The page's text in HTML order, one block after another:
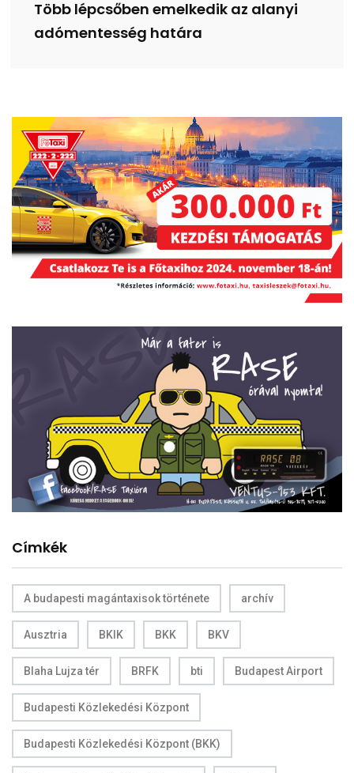
Több lépcsőben emelkedik az alanyi
adómentesség határa
Címkék
A budapesti magántaxisok története archív
Ausztria BKIK BKK BKV
Blaha Lujza tér BRFK bti Budapest Airport
Budapesti Közlekedési Központ
Budapesti Közlekedési Központ (BKK)